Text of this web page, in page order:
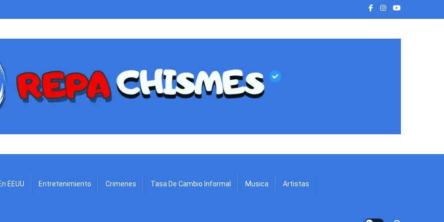
EEUU Entretenimiento Crimenes Tasa De Cambio Informal Musica Artistas